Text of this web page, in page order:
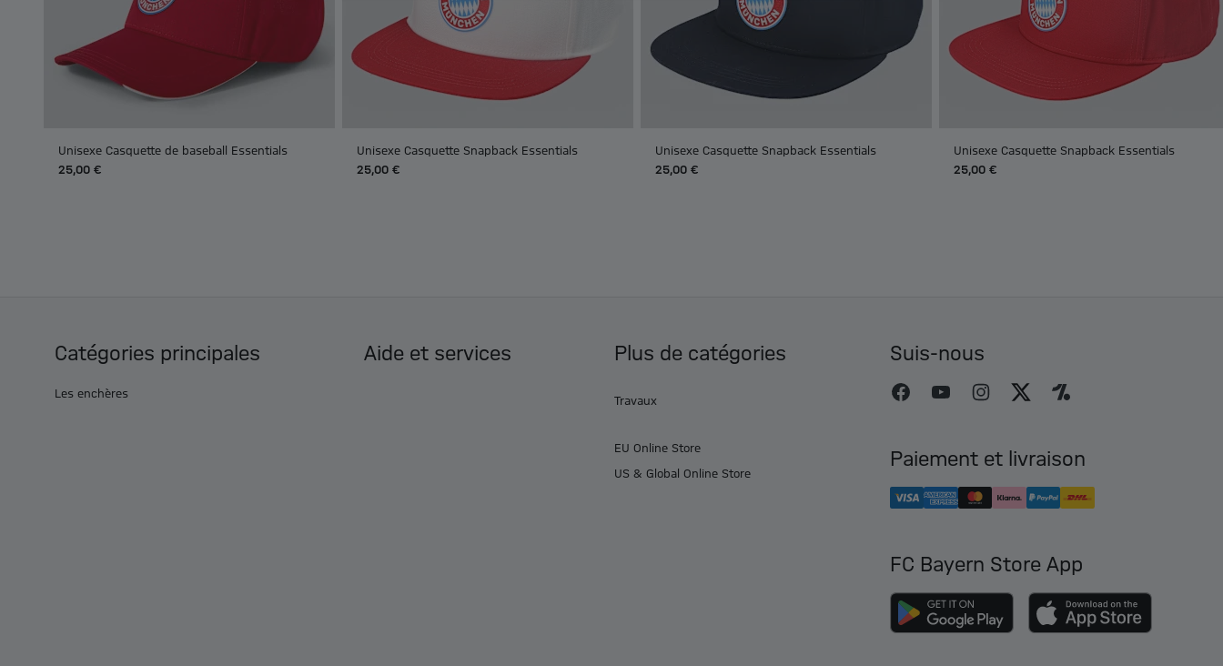
Unisexe Casquette de baseball Essentials
25,00 €
Unisexe Casquette Snapback Essentials
25,00 €
Unisexe Casquette Snapback Essentials
25,00 €
Unisexe Casquette Snapback Essentials
25,00 €
Catégories principales
Les enchères
Aide et services Plus de catégories
Travaux
EU Online Store
US & Global Online Store
Suis-nous
Paiement et livraison
FC Bayern Store App